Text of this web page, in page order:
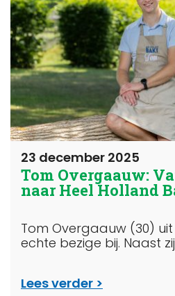
23 december 2025
Tom Overgaauw:
naar Heel Holland
Tom Overgaauw (30)
echte bezige bij. Naast
Lees verder